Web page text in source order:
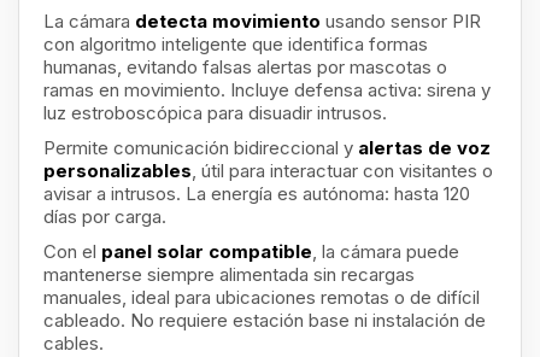
La cámara detecta movimiento usando sensor PIR
con algoritmo inteligente que identifica formas
humanas, evitando falsas alertas por mascotas o
ramas en movimiento. Incluye defensa activa: sirena y
luz estroboscópica para disuadir intrusos.
Permite comunicación bidireccional y alertas de voz
personalizables, útil para interactuar con visitantes o
avisar a intrusos. La energía es autónoma: hasta 120
días por carga.
Con el panel solar compatible, la cámara puede
mantenerse siempre alimentada sin recargas
manuales, ideal para ubicaciones remotas o de difícil
cableado. No requiere estación base ni instalación de
cables.